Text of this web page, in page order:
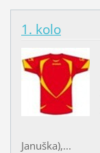
1. kolo
Januška),...